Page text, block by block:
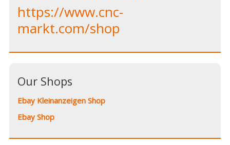
https://www.cnc-
markt.com/shop
Our Shops
Ebay Kleinanzeigen Shop
Ebay Shop